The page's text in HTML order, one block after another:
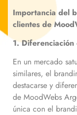
Importancia del
clientes de
1.
En un mercado
similares, el
destacarse y
de MoodWebs
única con el